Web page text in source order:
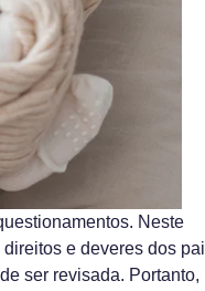
Neste
e deveres dos
ser revisada. Portanto,